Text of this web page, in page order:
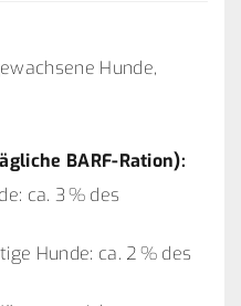
Hunde,
BARF-Ration):
ca. 3 % des
Hunde: ca. 2 % des